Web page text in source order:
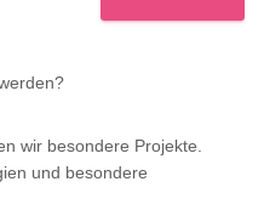
wir besondere Projekte.
und besondere